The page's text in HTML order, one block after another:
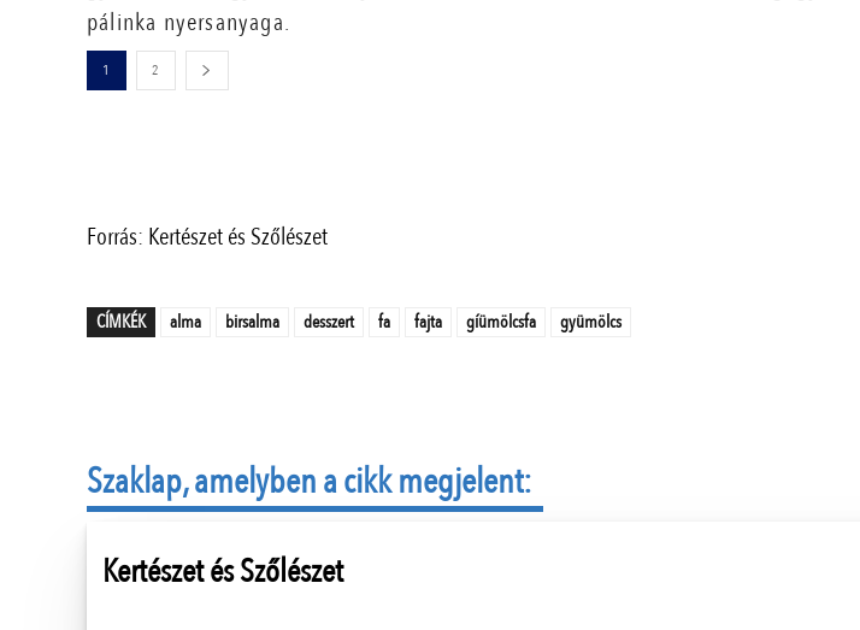
pálinka nyersanyaga.
1 2
Forrás: Kertészet és Szőlészet
CÍMKÉK alma birsalma desszert fa fajta gíümölcsfa gyümölcs
Szaklap, amelyben a cikk megjelent:
Kertészet és Szőlészet